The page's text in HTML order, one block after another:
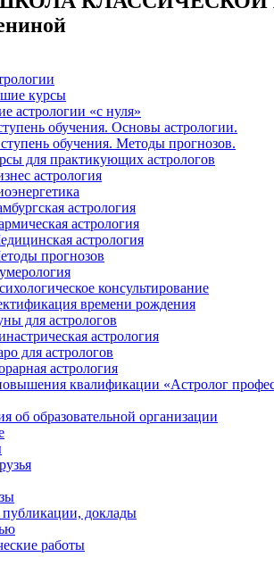
курсы
астрологии «с нуля»
обучения. Основы астрологии.
обучения. Методы прогнозов.
для практикующих астрологов
астрология
астрология
астрология
астрология
прогнозов
консультирование
времени рождения
для астрологов
астрология
для астрологов
астрология
квалификации «Астролог
об образовательной организации
публикации, доклады
работы